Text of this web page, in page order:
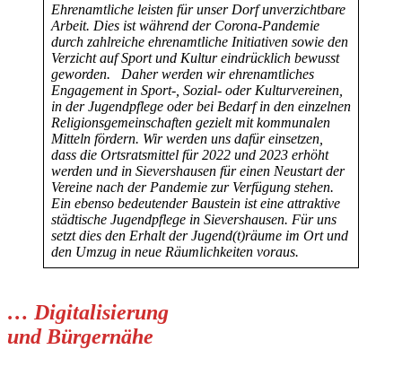
Ehrenamtliche leisten für unser Dorf unverzichtbare
Arbeit. Dies ist während der Corona-Pandemie
durch zahlreiche ehrenamtliche Initiativen sowie den
Verzicht auf Sport und Kultur eindrücklich bewusst
geworden.
Daher werden wir ehrenamtliches
Engagement in Sport-, Sozial- oder Kulturvereinen,
in der Jugendpflege oder bei Bedarf in den einzelnen
Religionsgemeinschaften gezielt mit kommunalen
Mitteln fördern. Wir werden uns dafür einsetzen,
dass die Ortsratsmittel für 2022 und 2023 erhöht
werden und in Sievershausen für einen Neustart der
Vereine nach der Pandemie zur Verfügung stehen.
Ein ebenso bedeutender Baustein ist eine attraktive
städtische Jugendpflege in Sievershausen. Für uns
setzt dies den Erhalt der Jugend(t)räume im Ort und
den Umzug in neue Räumlichkeiten voraus.
… Digitalisierung
und Bürgernähe